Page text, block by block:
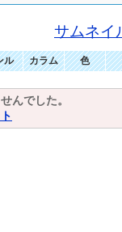
サムネイ
ル カラム 色
んでした。